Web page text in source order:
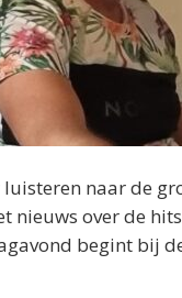
naar de
over de
begint bij